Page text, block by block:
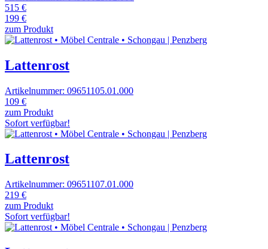
515 €
199 €
zum Produkt
Lattenrost
Artikelnummer: 09651105.01.000
109 €
zum Produkt
Sofort verfügbar!
Lattenrost
Artikelnummer: 09651107.01.000
219 €
zum Produkt
Sofort verfügbar!